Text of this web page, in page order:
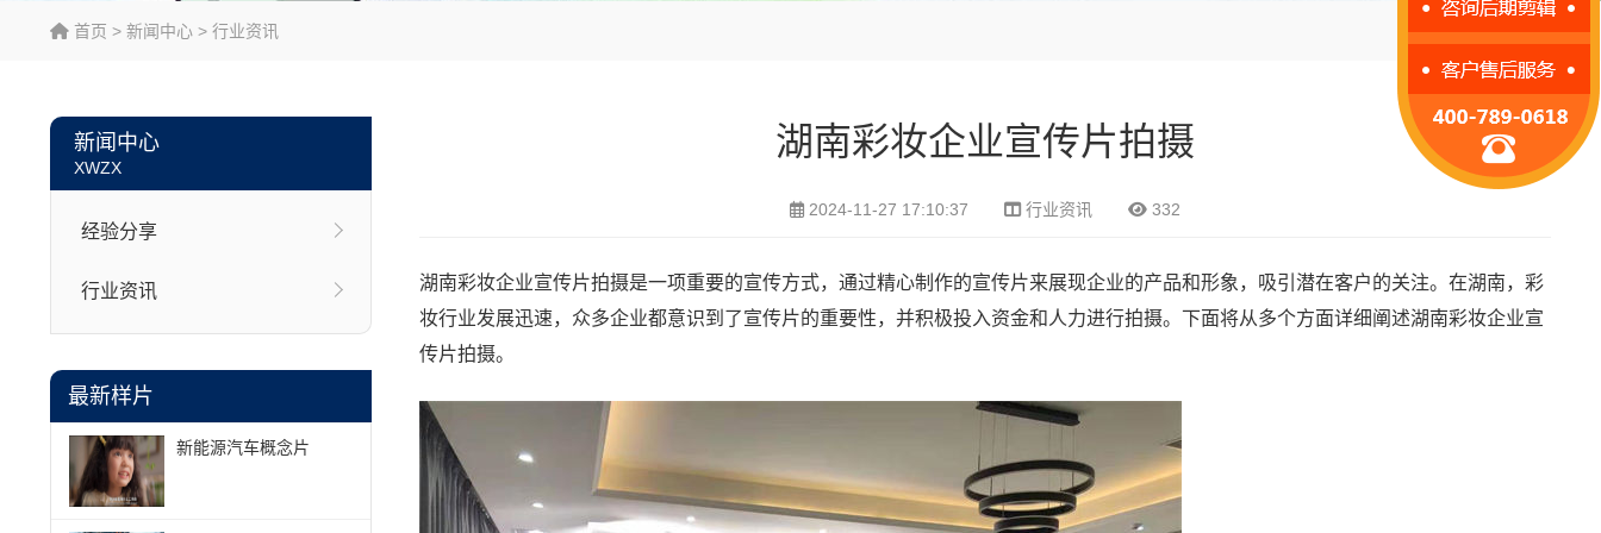
首页 > 新闻中心 > 行业资讯
新闻中心
XWZX
经验分享
行业资讯
最新样片
新能源汽车概念片
湖南彩妆企业宣传片拍摄
2024-11-27 17:10:37 行业资讯 332
湖南彩妆企业宣传片拍摄是一项重要的宣传方式，通过精心制作的宣传片来展现企业的产品和形象，吸引潜在客户的关注。在湖南，彩
妆行业发展迅速，众多企业都意识到了宣传片的重要性，并积极投入资金和人力进行拍摄。下面将从多个方面详细阐述湖南彩妆企业宣
传片拍摄。